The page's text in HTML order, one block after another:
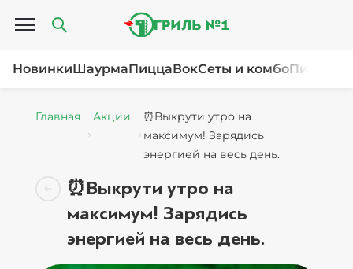
Открыть меню
НовинкиШаурмаПиццаВокСеты и комбоПироги
Главная Акции
⏰Выкрути утро на
максимум! Зарядись
энергией на весь день.
⏰Выкрути утро на
максимум! Зарядись
энергией на весь день.